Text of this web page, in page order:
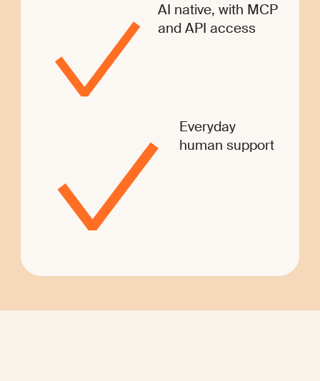
AI native, with MCP
and API access
Everyday
human support